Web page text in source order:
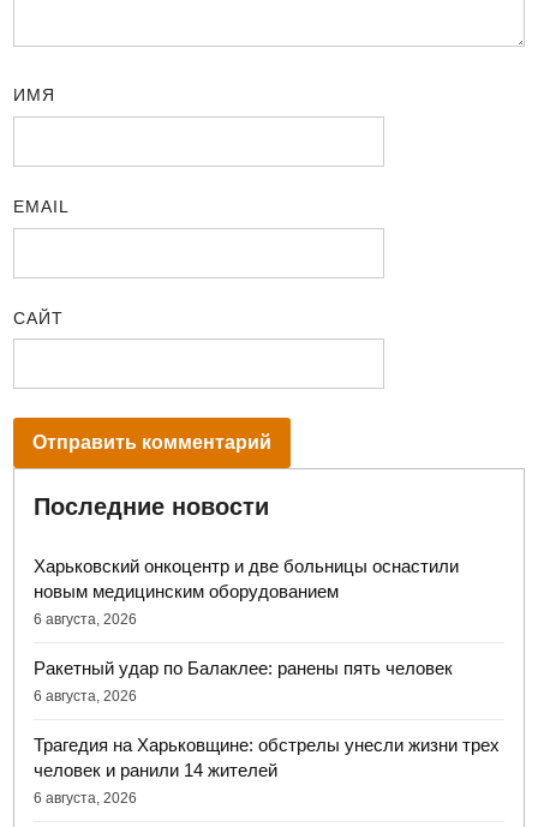
ИМЯ
EMAIL
САЙТ
Последние новости
Харьковский онкоцентр и две больницы оснастили
новым медицинским оборудованием
6 августа, 2026
Ракетный удар по Балаклее: ранены пять человек
6 августа, 2026
Трагедия на Харьковщине: обстрелы унесли жизни трех
человек и ранили 14 жителей
6 августа, 2026